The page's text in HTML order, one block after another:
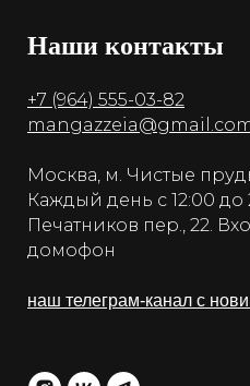
Наши контакты
+7 (964) 555-03-82
Москва, м. Чистые
Каждый день с 12:00 до
Печатников пер., 22.
домофон
наш телеграм-канал с